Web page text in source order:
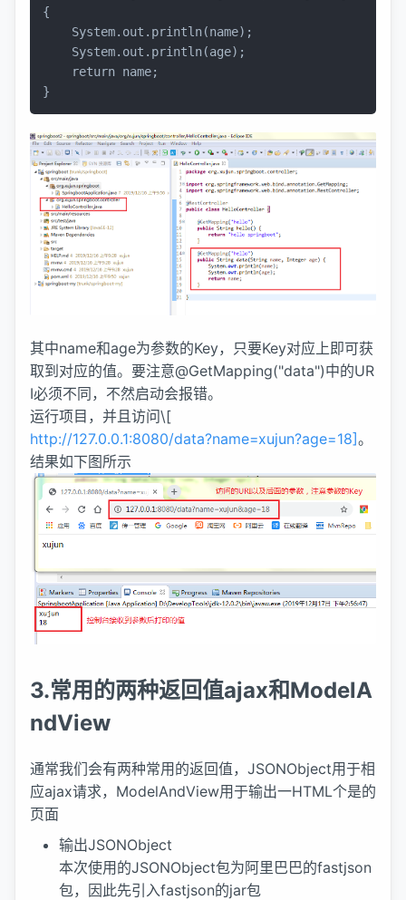
{
return name;
}
其中name和age为参数的Key，只要Key对应上即可获
取到对应的值。要注意@GetMapping("data")中的UR
I必须不同，不然启动会报错。
运行项目，并且访问\[
http://127.0.0.1:8080/data?name=xujun?age=18]。
结果如下图所示
3.常用的两种返回值ajax和ModelA
ndView
通常我们会有两种常用的返回值，JSONObject用于相
应ajax请求，ModelAndView用于输出一HTML个是的
页面
输出JSONObject
本次使用的JSONObject包为阿里巴巴的fastjson
包，因此先引入fastjson的jar包